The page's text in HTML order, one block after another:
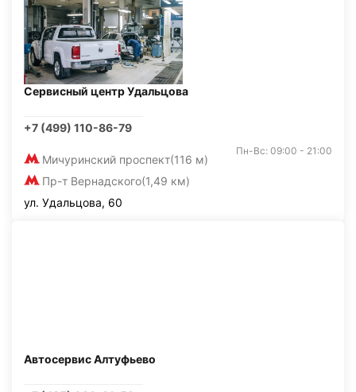
Сервисный центр Удальцова
+7 (499) 110-86-79
Мичуринский проспект(116 м)
Пр-т Вернадского(1,49 км)
Пн-Вс: 09:00 - 21:00
ул. Удальцова, 60
Автосервис Алтуфьево